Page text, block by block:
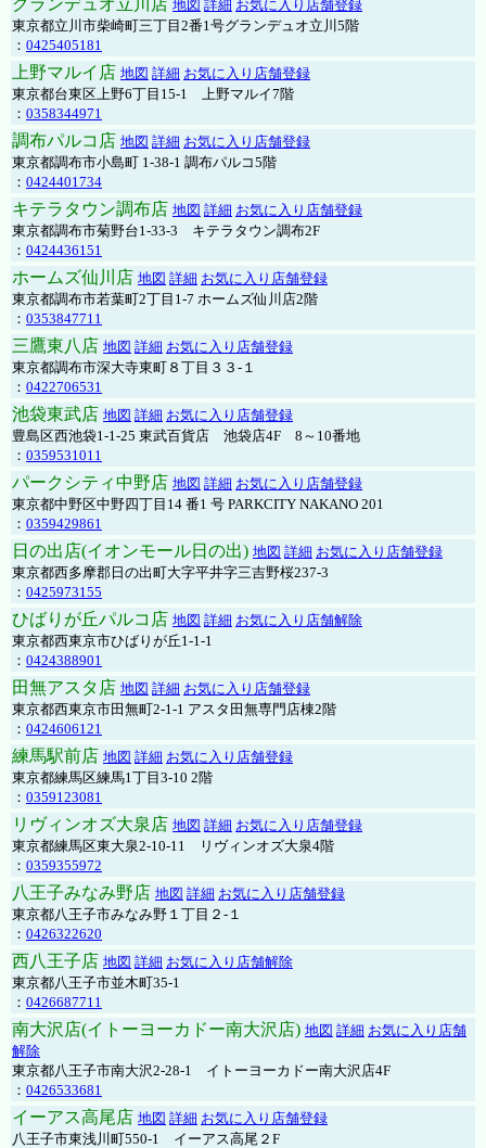
グランデュオ立川店 地図 詳細 お気に入り店舗登録
東京都立川市柴崎町三丁目2番1号グランデュオ立川5階
： 0425405181
上野マルイ店 地図 詳細 お気に入り店舗登録
東京都台東区上野6丁目15-1 上野マルイ7階
： 0358344971
調布パルコ店 地図 詳細 お気に入り店舗登録
東京都調布市小島町 1-38-1 調布パルコ5階
： 0424401734
キテラタウン調布店 地図 詳細 お気に入り店舗登録
東京都調布市菊野台1-33-3 キテラタウン調布2F
： 0424436151
ホームズ仙川店 地図 詳細 お気に入り店舗登録
東京都調布市若葉町2丁目1-7 ホームズ仙川店2階
： 0353847711
三鷹東八店 地図 詳細 お気に入り店舗登録
東京都調布市深大寺東町８丁目３３-１
： 0422706531
池袋東武店 地図 詳細 お気に入り店舗登録
豊島区西池袋1-1-25 東武百貨店 池袋店4F 8～10番地
： 0359531011
パークシティ中野店 地図 詳細 お気に入り店舗登録
東京都中野区中野四丁目14 番1 号 PARKCITY NAKANO 201
： 0359429861
日の出店(イオンモール日の出) 地図 詳細 お気に入り店舗登録
東京都西多摩郡日の出町大字平井字三吉野桜237-3
： 0425973155
ひばりが丘パルコ店 地図 詳細 お気に入り店舗解除
東京都西東京市ひばりが丘1-1-1
： 0424388901
田無アスタ店 地図 詳細 お気に入り店舗登録
東京都西東京市田無町2-1-1 アスタ田無専門店棟2階
： 0424606121
練馬駅前店 地図 詳細 お気に入り店舗登録
東京都練馬区練馬1丁目3-10 2階
： 0359123081
リヴィンオズ大泉店 地図 詳細 お気に入り店舗登録
東京都練馬区東大泉2-10-11 リヴィンオズ大泉4階
： 0359355972
八王子みなみ野店 地図 詳細 お気に入り店舗登録
東京都八王子市みなみ野１丁目２-１
： 0426322620
西八王子店 地図 詳細 お気に入り店舗解除
東京都八王子市並木町35-1
： 0426687711
南大沢店(イトーヨーカドー南大沢店) 地図 詳細 お気に入り店舗
解除
東京都八王子市南大沢2-28-1 イトーヨーカドー南大沢店4F
： 0426533681
イーアス高尾店 地図 詳細 お気に入り店舗登録
八王子市東浅川町550-1 イーアス高尾２F